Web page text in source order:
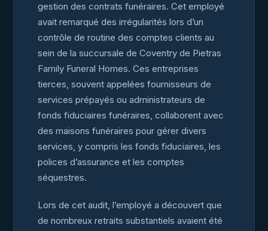
gestion des contrats funéraires. Cet employé
avait remarqué des irrégularités lors d’un
contrôle de routine des comptes clients au
sein de la succursale de Coventry de Pietras
Family Funeral Homes. Ces entreprises
tierces, souvent appelées fournisseurs de
services prépayés ou administrateurs de
fonds fiduciaires funéraires, collaborent avec
des maisons funéraires pour gérer divers
services, y compris les fonds fiduciaires, les
polices d’assurance et les comptes
séquestres.
Lors de cet audit, l’employé a découvert que
de nombreux retraits substantiels avaient été